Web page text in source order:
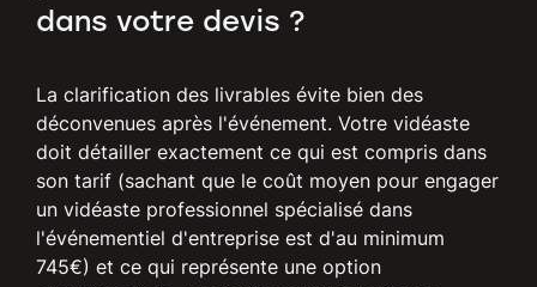
dans votre devis ?
La clarification des livrables évite bien des
déconvenues après l'événement. Votre vidéaste
doit détailler exactement ce qui est compris dans
son tarif (sachant que le coût moyen pour engager
un vidéaste professionnel spécialisé dans
l'événementiel d'entreprise est d'au minimum
745€) et ce qui représente une option